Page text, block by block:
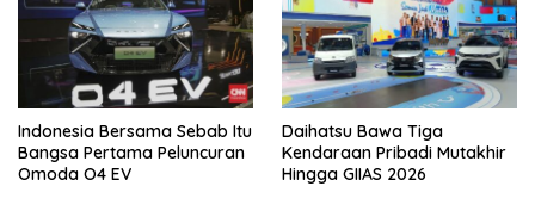
Indonesia Bersama Sebab Itu
Bangsa Pertama Peluncuran
Omoda O4 EV
Daihatsu Bawa Tiga
Kendaraan Pribadi Mutakhir
Hingga GIIAS 2026